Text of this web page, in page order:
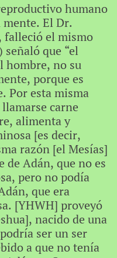
humano
El Dr.
falleció el mismo
que “el
hombre, no su
porque es
Por esta misma
carne
alimenta y
[es decir,
razón [el Mesías]
de Adán, que no es
pero no podía
que era
[YHWH] proveyó
nacido de una
ser un ser
a que no tenía